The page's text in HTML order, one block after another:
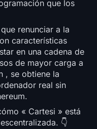
que los
renunciar a la
características
en una cadena de
de mayor carga a
, se obtiene la
real sin
« Cartesi » está
👇